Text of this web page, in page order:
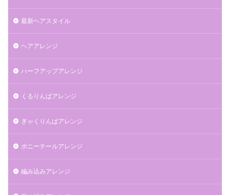
最新ヘアスタイル
ヘアアレンジ
ハーフアップアレンジ
くるりんぱアレンジ
ぎゃくりんぱアレンジ
ポニーテールアレンジ
編み込みアレンジ